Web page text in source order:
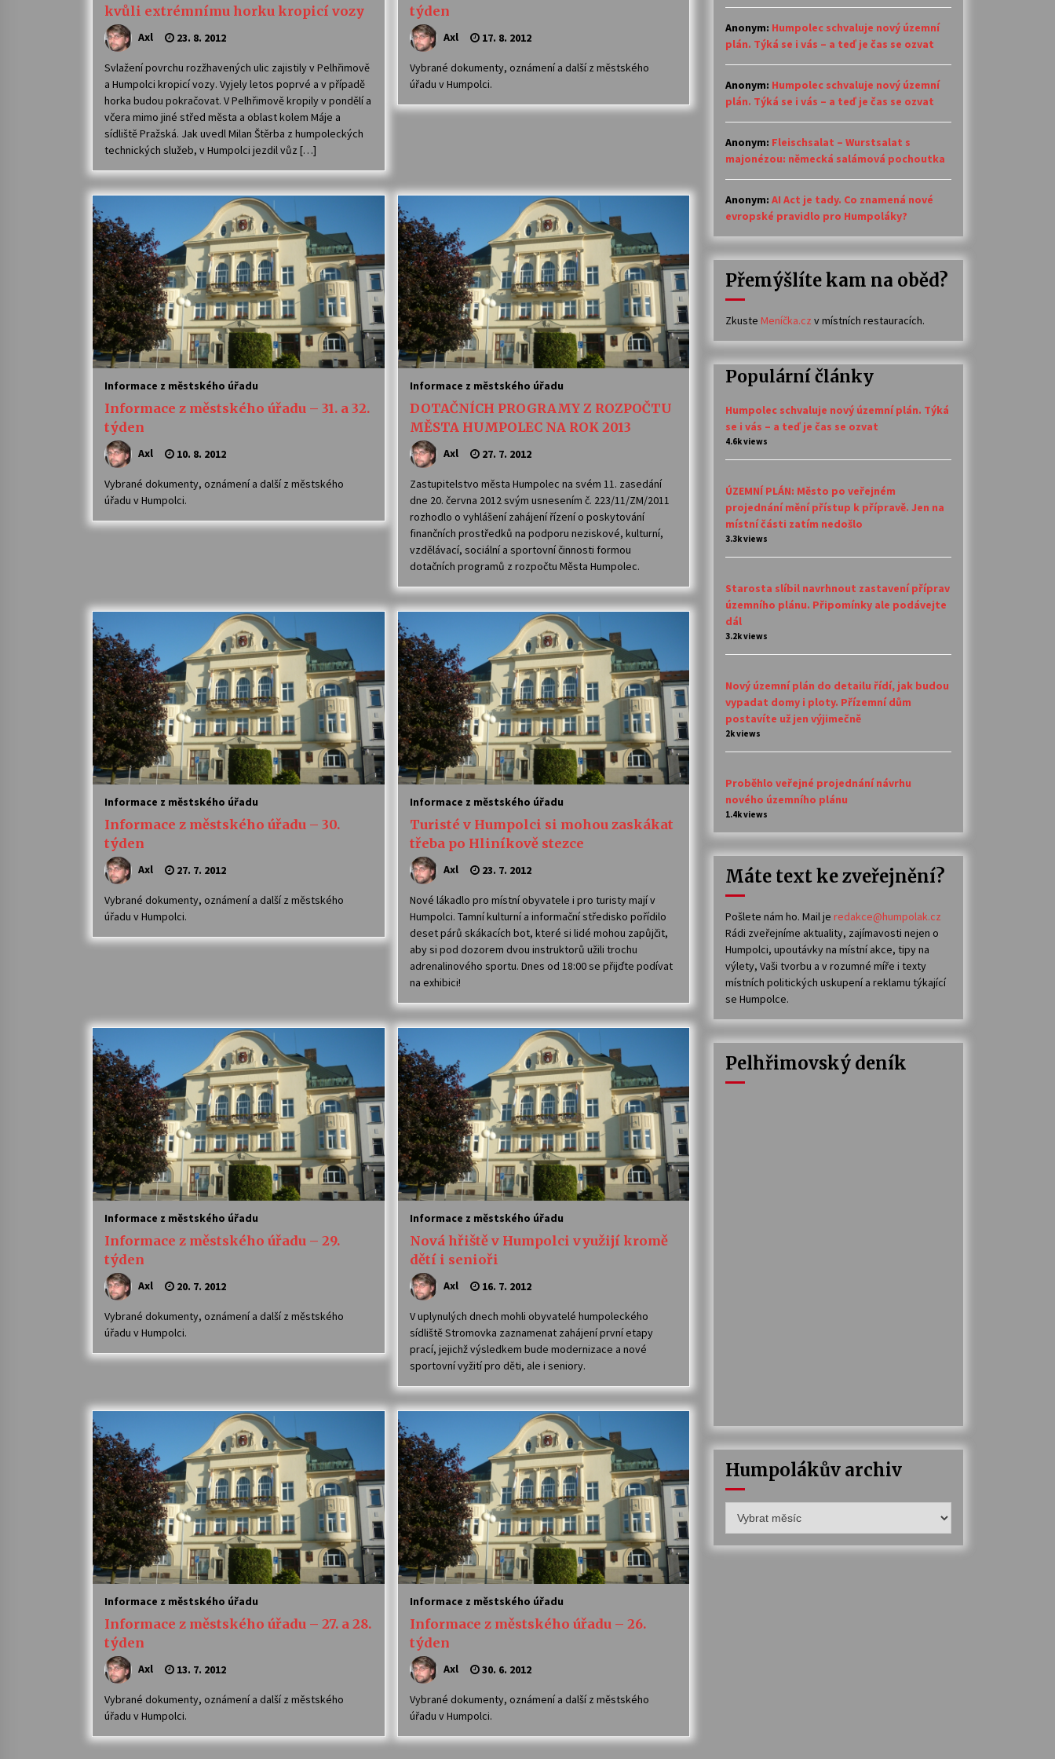
kvůli extrémnímu horku kropicí vozy
Axl 23. 8. 2012
Svlažení povrchu rozžhavených ulic zajistily v Pelhřimově
a Humpolci kropicí vozy. Vyjely letos poprvé a v případě
horka budou pokračovat. V Pelhřimově kropily v pondělí a
včera mimo jiné střed města a oblast kolem Máje a
sídliště Pražská. Jak uvedl Milan Štěrba z humpoleckých
technických služeb, v Humpolci jezdil vůz […]
týden
Axl 17. 8. 2012
Vybrané dokumenty, oznámení a další z městského
úřadu v Humpolci.
Informace z městského úřadu
Informace z městského úřadu – 31. a 32.
týden
Axl 10. 8. 2012
Vybrané dokumenty, oznámení a další z městského
úřadu v Humpolci.
Informace z městského úřadu
DOTAČNÍCH PROGRAMY Z ROZPOČTU
MĚSTA HUMPOLEC NA ROK 2013
Axl 27. 7. 2012
Zastupitelstvo města Humpolec na svém 11. zasedání
dne 20. června 2012 svým usnesením č. 223/11/ZM/2011
rozhodlo o vyhlášení zahájení řízení o poskytování
finančních prostředků na podporu neziskové, kulturní,
vzdělávací, sociální a sportovní činnosti formou
dotačních programů z rozpočtu Města Humpolec.
Informace z městského úřadu
Informace z městského úřadu – 30.
týden
Axl 27. 7. 2012
Vybrané dokumenty, oznámení a další z městského
úřadu v Humpolci.
Informace z městského úřadu
Turisté v Humpolci si mohou zaskákat
třeba po Hliníkově stezce
Axl 23. 7. 2012
Nové lákadlo pro místní obyvatele i pro turisty mají v
Humpolci. Tamní kulturní a informační středisko pořídilo
deset párů skákacích bot, které si lidé mohou zapůjčit,
aby si pod dozorem dvou instruktorů užili trochu
adrenalinového sportu. Dnes od 18:00 se přijďte podívat
na exhibici!
Informace z městského úřadu
Informace z městského úřadu – 29.
týden
Axl 20. 7. 2012
Vybrané dokumenty, oznámení a další z městského
úřadu v Humpolci.
Informace z městského úřadu
Nová hřiště v Humpolci využijí kromě
dětí i senioři
Axl 16. 7. 2012
V uplynulých dnech mohli obyvatelé humpoleckého
sídliště Stromovka zaznamenat zahájení první etapy
prací, jejichž výsledkem bude modernizace a nové
sportovní vyžití pro děti, ale i seniory.
Informace z městského úřadu
Informace z městského úřadu – 27. a 28.
týden
Axl 13. 7. 2012
Vybrané dokumenty, oznámení a další z městského
úřadu v Humpolci.
Informace z městského úřadu
Informace z městského úřadu – 26.
týden
Axl 30. 6. 2012
Vybrané dokumenty, oznámení a další z městského
úřadu v Humpolci.
Anonym: Humpolec schvaluje nový územní
plán. Týká se i vás – a teď je čas se ozvat
Anonym: Humpolec schvaluje nový územní
plán. Týká se i vás – a teď je čas se ozvat
Anonym: Fleischsalat – Wurstsalat s
majonézou: německá salámová pochoutka
Anonym: AI Act je tady. Co znamená nové
evropské pravidlo pro Humpoláky?
Přemýšlíte kam na oběd?
Zkuste Meníčka.cz v místních restauracích.
Populární články
Humpolec schvaluje nový územní plán. Týká
se i vás – a teď je čas se ozvat
4.6k views
ÚZEMNÍ PLÁN: Město po veřejném
projednání mění přístup k přípravě. Jen na
místní části zatím nedošlo
3.3k views
Starosta slíbil navrhnout zastavení příprav
územního plánu. Připomínky ale podávejte
dál
3.2k views
Nový územní plán do detailu řídí, jak budou
vypadat domy i ploty. Přízemní dům
postavíte už jen výjimečně
2k views
Proběhlo veřejné projednání návrhu
nového územního plánu
1.4k views
Máte text ke zveřejnění?
Pošlete nám ho. Mail je redakce@humpolak.cz
Rádi zveřejníme aktuality, zajímavosti nejen o
Humpolci, upoutávky na místní akce, tipy na
výlety, Vaši tvorbu a v rozumné míře i texty
místních politických uskupení a reklamu týkající
se Humpolce.
Pelhřimovský deník
Humpolákův archiv
archiv